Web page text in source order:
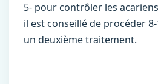
5- pour contrôler les
il est conseillé de procéder
un deuxième traitement.